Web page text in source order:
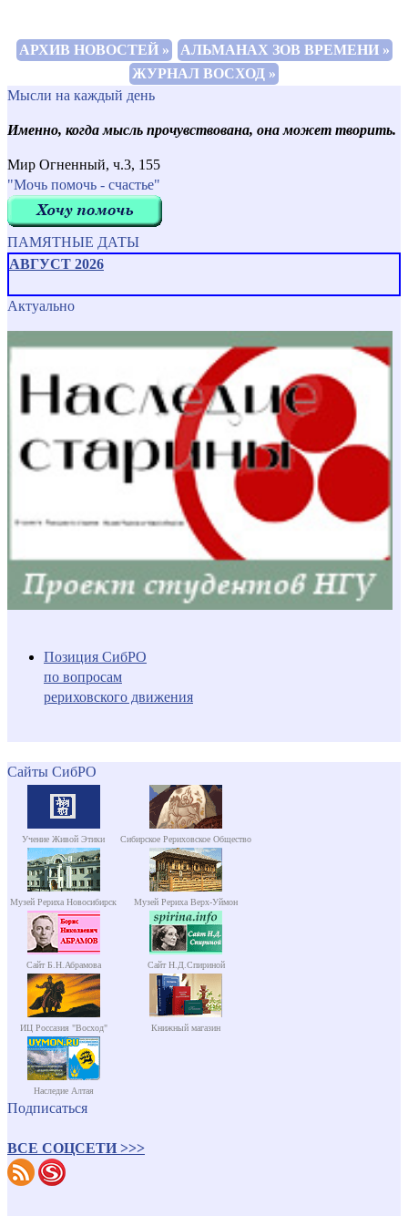
АРХИВ НОВОСТЕЙ »
АЛЬМАНАХ ЗОВ ВРЕМЕНИ »
ЖУРНАЛ ВОСХОД »
Мысли на каждый день
Именно, когда мысль прочувствована, она может творить.
Мир Огненный, ч.3, 155
"Мочь помочь - счастье"
ПАМЯТНЫЕ ДАТЫ
АВГУСТ 2026
Актуально
Позиция СибРО
по вопросам
рериховского движения
Сайты СибРО
Учение Живой Этики Сибирское Рериховское Общество
Музей Рериха Новосибирск Музей Рериха Верх-Уймон
Сайт Б.Н.Абрамова Сайт Н.Д.Спириной
ИЦ Россазия "Восход" Книжный магазин
Наследие Алтая
Подписаться
ВСЕ СОЦСЕТИ >>>